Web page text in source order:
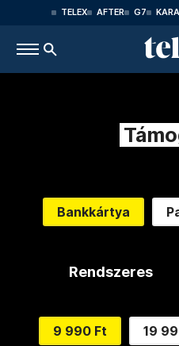
TELEX AFTER G7
Bankkártya
Rendszeres
9 990 Ft 19